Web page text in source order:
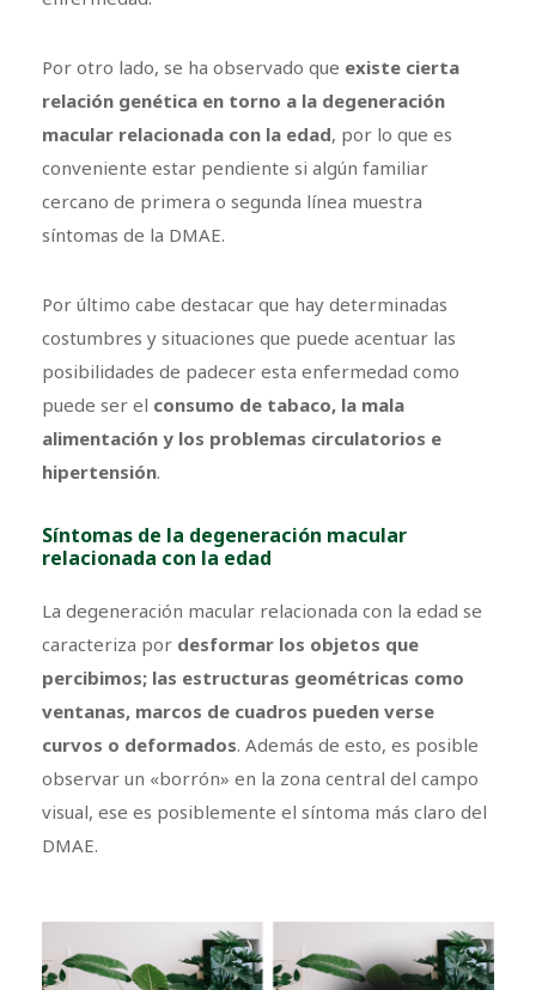
Por otro lado, se ha observado que existe cierta
relación genética en torno a la degeneración
macular relacionada con la edad, por lo que es
conveniente estar pendiente si algún familiar
cercano de primera o segunda línea muestra
síntomas de la DMAE.
Por último cabe destacar que hay determinadas
costumbres y situaciones que puede acentuar las
posibilidades de padecer esta enfermedad como
puede ser el consumo de tabaco, la mala
alimentación y los problemas circulatorios e
hipertensión.
Síntomas de la degeneración macular
relacionada con la edad
La degeneración macular relacionada con la edad se
caracteriza por desformar los objetos que
percibimos; las estructuras geométricas como
ventanas, marcos de cuadros pueden verse
curvos o deformados. Además de esto, es posible
observar un «borrón» en la zona central del campo
visual, ese es posiblemente el síntoma más claro del
DMAE.